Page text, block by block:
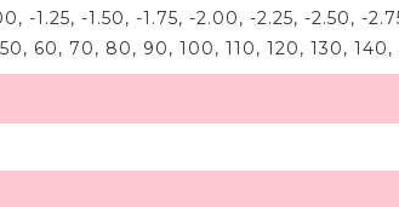
-1.25, -1.50, -1.75, -2.00, -2.25, -2.50, -
60, 70, 80, 90, 100, 110, 120, 130, 140,